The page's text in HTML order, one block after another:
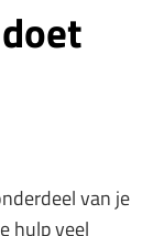
van je
hulp veel